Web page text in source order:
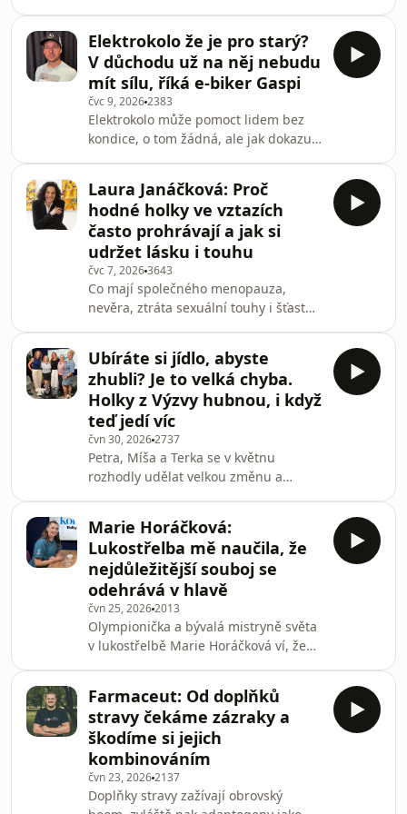
pečovat o psychiku dřív, než se naplno
rozvinou problémy.
spisovatelka, lektorka a digitální
vypravěčka Michelle Losekoot, která
nově vydala i své bilanční deníky. Říká,
že díky deníku můžeme najít sílu
zpomalit, srovnat si priority a najít
vlastní odpovědi. Povídáme si o
plánování bez perfekcionismu, o
work-life bal
Elektrokolo že je pro starý?
V důchodu už na něj nebudu
mít sílu, říká e-biker Gaspi
čvc 9, 20262383
Elektrokolo může pomoct lidem bez
kondice, o tom žádná, ale jak dokazuje
může být další sportovní disciplínou,
kterou bez kondice rozhodně
nezvládnete. Na kole s přípomocí se
nemusíte jen vozit, ale i využít toho,
že dojedete dál a zvládnete víc
náročných úseků. Gaspi, jak Richarda
svět cyklistiky zná, si pak na obyčejné
kolo jez
Laura Janáčková: Proč
hodné holky ve vztazích
často prohrávají a jak si
udržet lásku i touhu
čvc 7, 20263643
Co mají společného menopauza,
nevěra, ztráta sexuální touhy i šťastné
a sexuoložkou Laurou Janáčkovou
jsme si povídaly o tom, proč jsou
sebevědomé ženy pro muže
přitažlivější, jak komunikovat o
intimních tématech, proč po letech
mizí vášeň i co rozhoduje o tom, jestli
vztah krizi ustojí. Rozhovor plný
praktických rad, zkušen
Ubíráte si jídlo, abyste
zhubli? Je to velká chyba.
Holky z Výzvy hubnou, i když
teď jedí víc
čvn 30, 20262737
Petra, Míša a Terka se v květnu
rozhodly udělat velkou změnu a
svépomocí zbavit. Míša doháněla
energii colou a rychlými cukry, Petra s
Terkou ale jedly na první pohled
správně. Jenže ukázalo se, že všem
chyběla energie, proto jejich tělo
odmítalo pustit každou kalorii. Podle
Moniky Bartolomějové z Nutričního
Institutu
Marie Horáčková:
Lukostřelba mě naučila, že
nejdůležitější souboj se
odehrává v hlavě
čvn 25, 20262013
Olympionička a bývalá mistryně světa
v lukostřelbě Marie Horáčková ví, že
schopnost zvládat tlak. V podcastu
Holky v kondici, který vznikl ve
spolupráci s projektem Allwyn
Champs, promluvila o své cestě na
stupně vítězů i o tom, jaké to je, když
vás trénuje vlastní táta. A svěřila se i s
Farmaceut: Od doplňků
stravy čekáme zázraky a
škodíme si jejich
kombinováním
čvn 23, 20262137
Doplňky stravy zažívají obrovský